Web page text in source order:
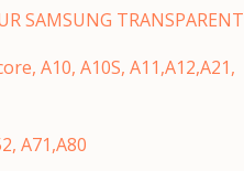
SAMSUNG TRANSPARENT
A10, A10S, A11,A12,A21,
A71,A80